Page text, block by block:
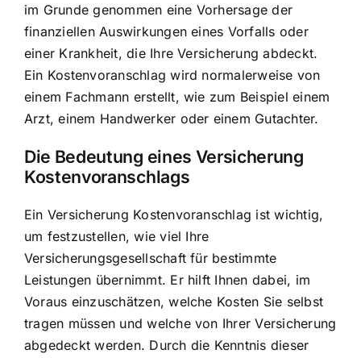
im Grunde genommen eine Vorhersage der
finanziellen Auswirkungen eines Vorfalls oder
einer Krankheit, die Ihre Versicherung abdeckt.
Ein Kostenvoranschlag wird normalerweise von
einem Fachmann erstellt, wie zum Beispiel einem
Arzt, einem Handwerker oder einem Gutachter.
Die Bedeutung eines Versicherung
Kostenvoranschlags
Ein Versicherung Kostenvoranschlag ist wichtig,
um festzustellen, wie viel Ihre
Versicherungsgesellschaft für bestimmte
Leistungen übernimmt. Er hilft Ihnen dabei, im
Voraus einzuschätzen, welche Kosten Sie selbst
tragen müssen und welche von Ihrer Versicherung
abgedeckt werden. Durch die Kenntnis dieser